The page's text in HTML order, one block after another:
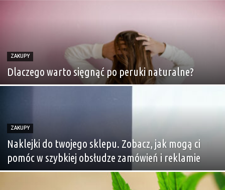
ZAKUPY
Dlaczego warto sięgnąć po peruki naturalne?
ZAKUPY
Naklejki do twojego sklepu. Zobacz, jak mogą ci
pomóc w szybkiej obsłudze zamówień i reklamie